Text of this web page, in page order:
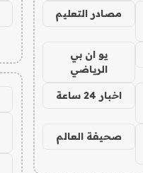
مصادر التعليم
يو ان بي
الرياضي
اخبار 24 ساعة
صحيفة العالم